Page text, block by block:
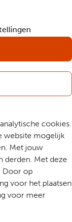
cookies.
website mogelijk
Met jouw
derden. Met deze
Door op
voor het plaatsen
voor meer